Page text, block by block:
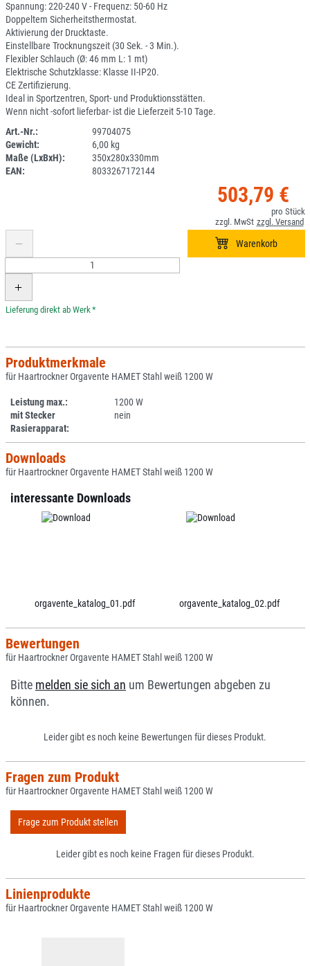
Spannung: 220-240 V - Frequenz: 50-60 Hz
Doppeltem Sicherheitsthermostat.
Aktivierung der Drucktaste.
Einstellbare Trocknungszeit (30 Sek. - 3 Min.).
Flexibler Schlauch (Ø: 46 mm L: 1 mt)
Elektrische Schutzklasse: Klasse II-IP20.
CE Zertifizierung.
Ideal in Sportzentren, Sport- und Produktionsstätten.
Wenn nicht -sofort lieferbar- ist die Lieferzeit 5-10 Tage.
Art.-Nr.:
99704075
Gewicht:
6,00 kg
Maße (LxBxH):
350x280x330mm
EAN:
8033267172144
503,79 €
*
Produktmerkmale
für Haartrockner Orgavente HAMET Stahl weiß 1200 W
Leistung max.:
1200 W
mit Stecker
Rasierapparat:
nein
Downloads
für Haartrockner Orgavente HAMET Stahl weiß 1200 W
interessante Downloads
orgavente_katalog_01.pdf orgavente_katalog_02.pdf
Bewertungen
für Haartrockner Orgavente HAMET Stahl weiß 1200 W
Bitte melden sie sich an um Bewertungen abgeben zu
können.
Leider gibt es noch keine Bewertungen für dieses Produkt.
Fragen zum Produkt
für Haartrockner Orgavente HAMET Stahl weiß 1200 W
Frage zum Produkt stellen
Leider gibt es noch keine Fragen für dieses Produkt.
Linienprodukte
für Haartrockner Orgavente HAMET Stahl weiß 1200 W